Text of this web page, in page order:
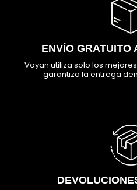
ENVÍO GRATUITO
Voyan utiliza solo los
garantiza la entrega